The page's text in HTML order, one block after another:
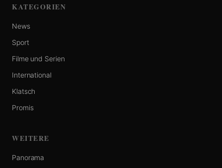
KATEGORIEN
News
Sport
Filme und Serien
International
Klatsch
Promis
WEITERE
Panorama